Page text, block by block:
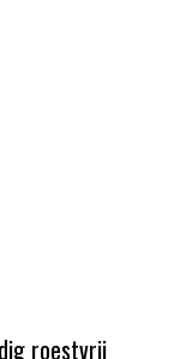
roestvrij